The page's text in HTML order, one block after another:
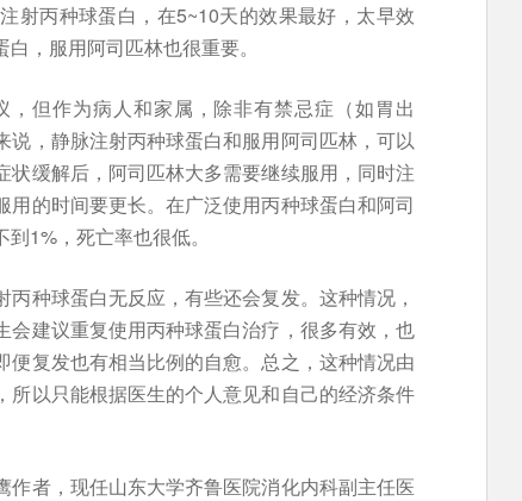
射丙种球蛋白，在5~10天的效果最好，太早效
，服用阿司匹林也很重要。
但作为病人和家属，除非有禁忌症（如胃出
，静脉注射丙种球蛋白和服用阿司匹林，可以
缓解后，阿司匹林大多需要继续服用，同时注
的时间要更长。在广泛使用丙种球蛋白和阿司
1%，死亡率也很低。
种球蛋白无反应，有些还会复发。这种情况，
会建议重复使用丙种球蛋白治疗，很多有效，也
复发也有相当比例的自愈。总之，这种情况由
以只能根据医生的个人意见和自己的经济条件
者，现任山东大学齐鲁医院消化内科副主任医